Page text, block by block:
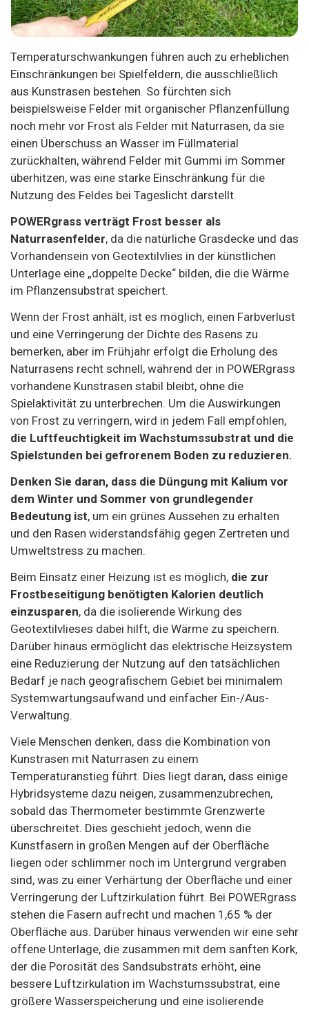
Temperaturschwankungen führen auch zu erheblichen
Einschränkungen bei Spielfeldern, die ausschließlich
aus Kunstrasen bestehen. So fürchten sich
beispielsweise Felder mit organischer Pflanzenfüllung
noch mehr vor Frost als Felder mit Naturrasen, da sie
einen Überschuss an Wasser im Füllmaterial
zurückhalten, während Felder mit Gummi im Sommer
überhitzen, was eine starke Einschränkung für die
Nutzung des Feldes bei Tageslicht darstellt.
POWERgrass verträgt Frost besser als
Naturrasenfelder, da die natürliche Grasdecke und das
Vorhandensein von Geotextilvlies in der künstlichen
Unterlage eine „doppelte Decke“ bilden, die die Wärme
im Pflanzensubstrat speichert.
Wenn der Frost anhält, ist es möglich, einen Farbverlust
und eine Verringerung der Dichte des Rasens zu
bemerken, aber im Frühjahr erfolgt die Erholung des
Naturrasens recht schnell, während der in POWERgrass
vorhandene Kunstrasen stabil bleibt, ohne die
Spielaktivität zu unterbrechen. Um die Auswirkungen
von Frost zu verringern, wird in jedem Fall empfohlen,
die Luftfeuchtigkeit im Wachstumssubstrat und die
Spielstunden bei gefrorenem Boden zu reduzieren.
Denken Sie daran, dass die Düngung mit Kalium vor
dem Winter und Sommer von grundlegender
Bedeutung ist, um ein grünes Aussehen zu erhalten
und den Rasen widerstandsfähig gegen Zertreten und
Umweltstress zu machen.
Beim Einsatz einer Heizung ist es möglich, die zur
Frostbeseitigung benötigten Kalorien deutlich
einzusparen, da die isolierende Wirkung des
Geotextilvlieses dabei hilft, die Wärme zu speichern.
Darüber hinaus ermöglicht das elektrische Heizsystem
eine Reduzierung der Nutzung auf den tatsächlichen
Bedarf je nach geografischem Gebiet bei minimalem
Systemwartungsaufwand und einfacher Ein-/Aus-
Verwaltung.
Viele Menschen denken, dass die Kombination von
Kunstrasen mit Naturrasen zu einem
Temperaturanstieg führt. Dies liegt daran, dass einige
Hybridsysteme dazu neigen, zusammenzubrechen,
sobald das Thermometer bestimmte Grenzwerte
überschreitet. Dies geschieht jedoch, wenn die
Kunstfasern in großen Mengen auf der Oberfläche
liegen oder schlimmer noch im Untergrund vergraben
sind, was zu einer Verhärtung der Oberfläche und einer
Verringerung der Luftzirkulation führt. Bei POWERgrass
stehen die Fasern aufrecht und machen 1,65 % der
Oberfläche aus. Darüber hinaus verwenden wir eine sehr
offene Unterlage, die zusammen mit dem sanften Kork,
der die Porosität des Sandsubstrats erhöht, eine
bessere Luftzirkulation im Wachstumssubstrat, eine
größere Wasserspeicherung und eine isolierende